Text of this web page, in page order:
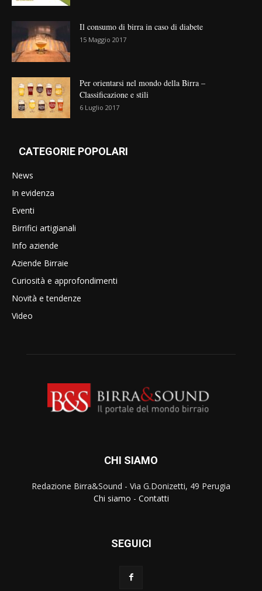
Il consumo di birra in caso di diabete
15 Maggio 2017
Per orientarsi nel mondo della Birra –
Classificazione e stili
6 Luglio 2017
CATEGORIE POPOLARI
News
In evidenza
Eventi
Birrifici artigianali
Info aziende
Aziende Birraie
Curiosità e approfondimenti
Novità e tendenze
Video
CHI SIAMO
Redazione Birra&Sound - Via G.Donizetti, 49 Perugia
Chi siamo - Contatti
SEGUICI